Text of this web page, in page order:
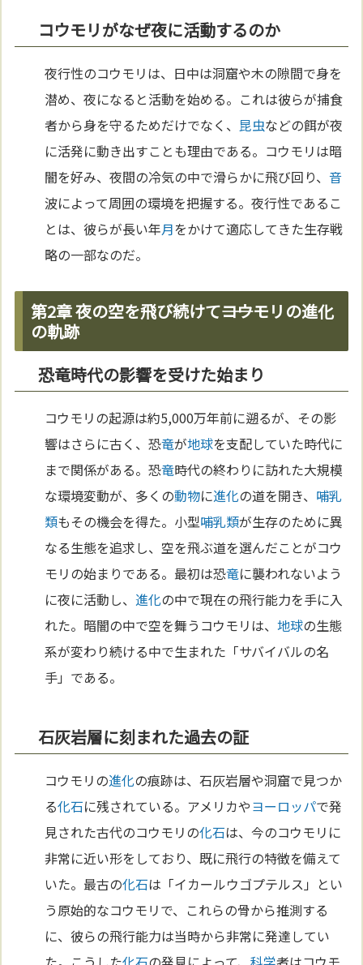
コウモリがなぜ夜に活動するのか
夜行性のコウモリは、日中は洞窟や木の隙間で身を
潜め、夜になると活動を始める。これは彼らが捕食
者から身を守るためだけでなく、昆虫などの餌が夜
に活発に動き出すことも理由である。コウモリは暗
闇を好み、夜間の冷気の中で滑らかに飛び回り、音
波によって周囲の環境を把握する。夜行性であるこ
とは、彼らが長い年月をかけて適応してきた生存戦
略の一部なのだ。
第2章 夜の空を飛び続けて――コウモリの進化
の軌跡
恐竜時代の影響を受けた始まり
コウモリの起源は約5,000万年前に遡るが、その影
響はさらに古く、恐竜が地球を支配していた時代に
まで関係がある。恐竜時代の終わりに訪れた大規模
な環境変動が、多くの動物に進化の道を開き、 哺乳
類もその機会を得た。小型哺乳類が生存のために異
なる生態を追求し、空を飛ぶ道を選んだことがコウ
モリの始まりである。最初は恐竜に襲われないよう
に夜に活動し、進化の中で現在の飛行能力を手に入
れた。暗闇の中で空を舞うコウモリは、地球の生態
系が変わり続ける中で生まれた「サバイバルの名
手」である。
石灰岩層に刻まれた過去の証
コウモリの進化の痕跡は、石灰岩層や洞窟で見つか
る化石に残されている。アメリカやヨーロッパで発
見された古代のコウモリの化石は、今のコウモリに
非常に近い形をしており、既に飛行の特徴を備えて
いた。最古の化石は「イカールウゴプテルス」とい
う原始的なコウモリで、これらの骨から推測する
に、彼らの飛行能力は当時から非常に発達してい